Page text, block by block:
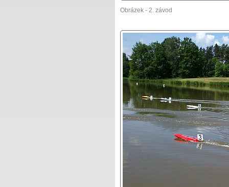
Obrázek - 2. závod